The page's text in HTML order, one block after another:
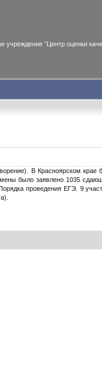
учреждение "Центр оценки
В Красноярском крае
было заявлено 1035
проведения ЕГЭ. 9